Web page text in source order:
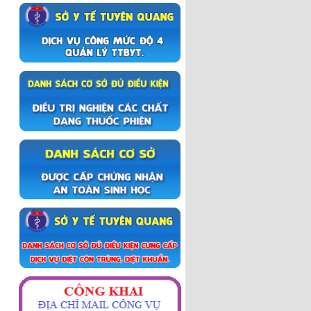
Đỡ đẻ thường phần 2
Đỡ để thường phần 1
Sinh mổ
Lẻ loi người thầy thuốc
Chân- Miệng
Trập trùng mây núi Hà Giang
Khoảnh khắc Hà Giang
Du lịch Hà Giang 2017